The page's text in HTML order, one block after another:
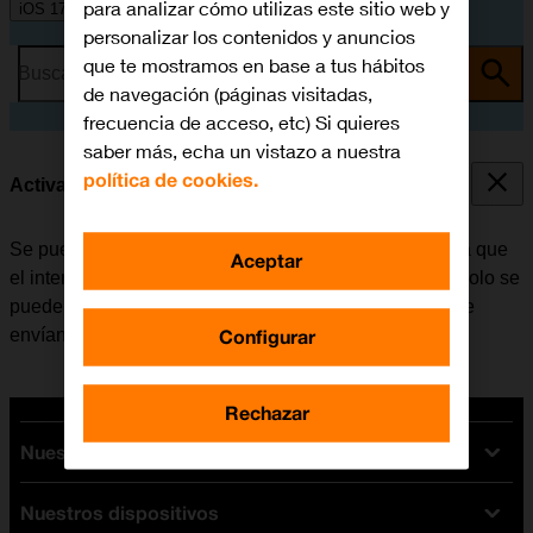
iOS 17
Busca por problema o tema
Activar o desactivar la identificación de llamadas
Se puede desactivar la identificación de llamadas para que
el interlocutor no pueda ver quién realiza la llamada. Solo se
puede ocultar el número con las llamadas de voz. Si se
envían mensajes, el destinatario podrá ver el número.
Nuestras tarifas
Tarifas Orange
Nuestros dispositivos
para analizar cómo utilizas este sitio web y
personalizar los contenidos y anuncios
que te mostramos en base a tus hábitos
de navegación (páginas visitadas,
frecuencia de acceso, etc) Si quieres
saber más, echa un vistazo a nuestra
política de cookies.
Configurar
Rechazar
Aceptar